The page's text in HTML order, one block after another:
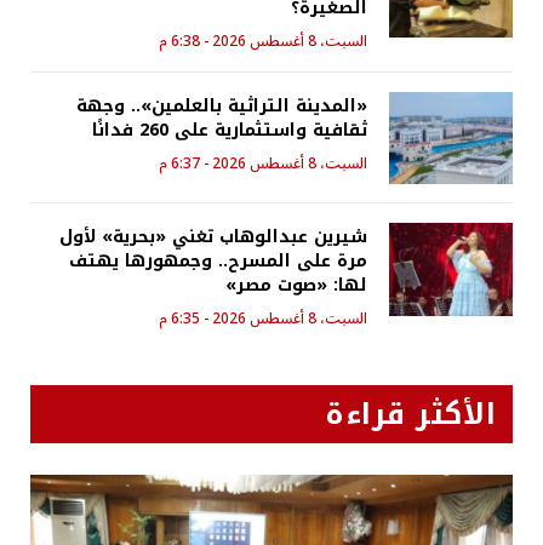
الصغيرة؟
السبت، 8 أغسطس 2026 - 6:38 م
«المدينة التراثية بالعلمين».. وجهة
ثقافية واستثمارية على 260 فدانًا
السبت، 8 أغسطس 2026 - 6:37 م
شيرين عبدالوهاب تغني «بحرية» لأول
مرة على المسرح.. وجمهورها يهتف
لها: «صوت مصر»
السبت، 8 أغسطس 2026 - 6:35 م
الأكثر قراءة